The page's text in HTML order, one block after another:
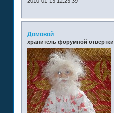
Домовой
хранитель форумной отвертки